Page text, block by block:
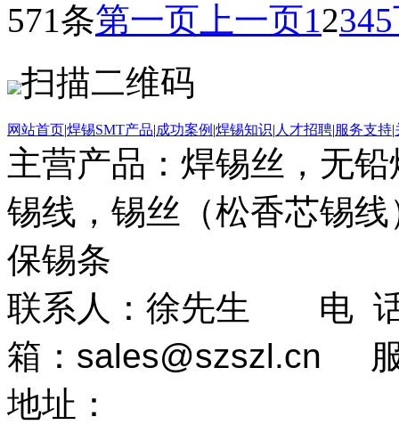
571条第一页 上一页12345
扫描二维码
网站首页|焊锡SMT产品|成功案例 |焊锡知识| 人才招聘|服务支持|
主营产品：焊锡丝，无
锡线，锡丝（松香芯锡
保锡条
联系人：徐先生 电
箱： sales@szszl.cn 服
地址：